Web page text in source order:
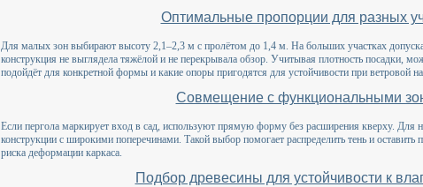
Оптимальные пропорции для разных
Для малых зон выбирают высоту 2,1–2,3 м с пролётом до 1,4 м. На больших участках
конструкция не выглядела тяжёлой и не перекрывала обзор. Учитывая плотность посадки,
подойдёт для конкретной формы и какие опоры пригодятся для устойчивости при ветровой
Совмещение с функциональными
Если пергола маркирует вход в сад, используют прямую форму без расширения кверху. Для
конструкции с широкими поперечинами. Такой выбор помогает распределить тень и оставить
риска деформации каркаса.
Подбор древесины для устойчивости к